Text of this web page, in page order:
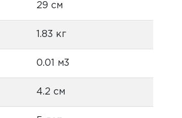
29 см
1.83 кг
0.01 м3
4.2 см